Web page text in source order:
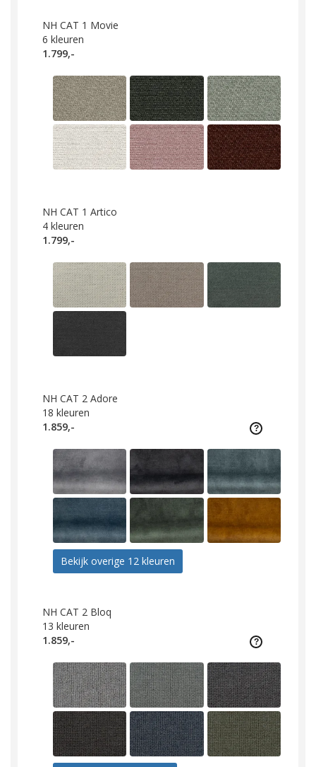
NH CAT 1 Movie
6 kleuren
1.799,-
NH CAT 1 Artico
4 kleuren
1.799,-
NH CAT 2 Adore
18 kleuren
1.859,-
Bekijk overige 12 kleuren
NH CAT 2 Bloq
13 kleuren
1.859,-